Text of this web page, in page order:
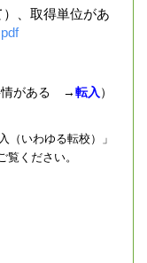
、取得単位があ
情がある →転入 ）
（いわゆる転校）」
ください。